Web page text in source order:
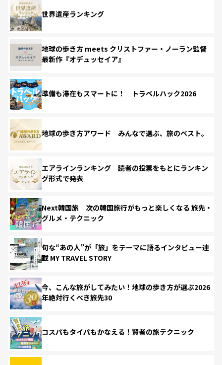
世界遺産ランキング
地球の歩き方 meets クリストファー・ノーラン監督
最新作『オデュッセイア』
準備も滞在もスマートに！ トラベルハック2026
地球の歩き方アワード みんなで選ぶ、旅のベスト。
エアラインランキング 読者の投票をもとにランキン
グ形式で発表
Next韓国旅 次の韓国旅行がもっと楽しくなる 旅先・
グルメ・テクニック
旬な“あの人”が「旅」をテーマに語るインタビュー連
載 MY TRAVEL STORY
今、こんな旅がしてみたい！地球の歩き方が選ぶ2026
年絶対行くべき旅先30
コスパもタイパもかなえる！賢者の旅テクニック